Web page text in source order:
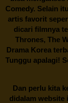
Comedy. Selain
artis favorit
dicari filmnya
Thrones, The
Drama Korea
Tunggu apalagi!
Dan perlu kita
didalam website